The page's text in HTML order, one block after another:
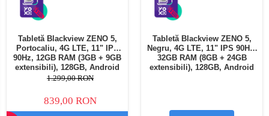
Tabletă Blackview ZENO 5,
Portocaliu, 4G LTE, 11" IPS
90Hz, 12GB RAM (3GB + 9GB
extensibili), 128GB, Android
16, Unisoc T7250, 8300mAh,
SIM
1.299,00 RON
839,00 RON
Tabletă Blackview ZENO 5,
Negru, 4G LTE, 11" IPS 90Hz,
32GB RAM (8GB + 24GB
extensibili), 128GB, Android